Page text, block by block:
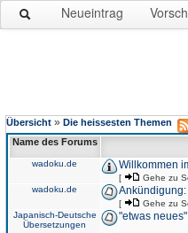
Neueintrag
Übersicht » Die heissesten Themen
Name des Forums
wadoku.de Willkommen
[ Gehe zu
wadoku.de
[ Gehe zu
Japanisch-Deutsche
Übersetzungen
"etwas